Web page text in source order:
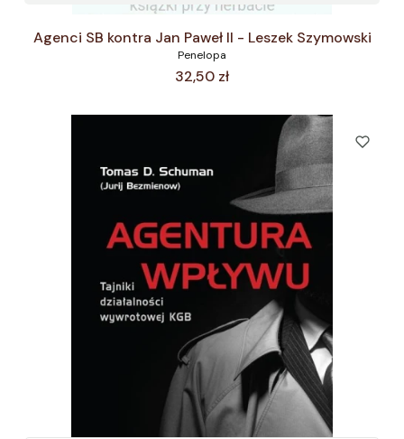
Agenci SB kontra Jan Paweł II - Leszek Szymowski
Penelopa
Cena
32,50 zł